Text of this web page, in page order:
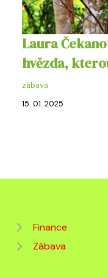
Laura
hvězda,
zábava
15. 01. 2025
Finance
Zábava